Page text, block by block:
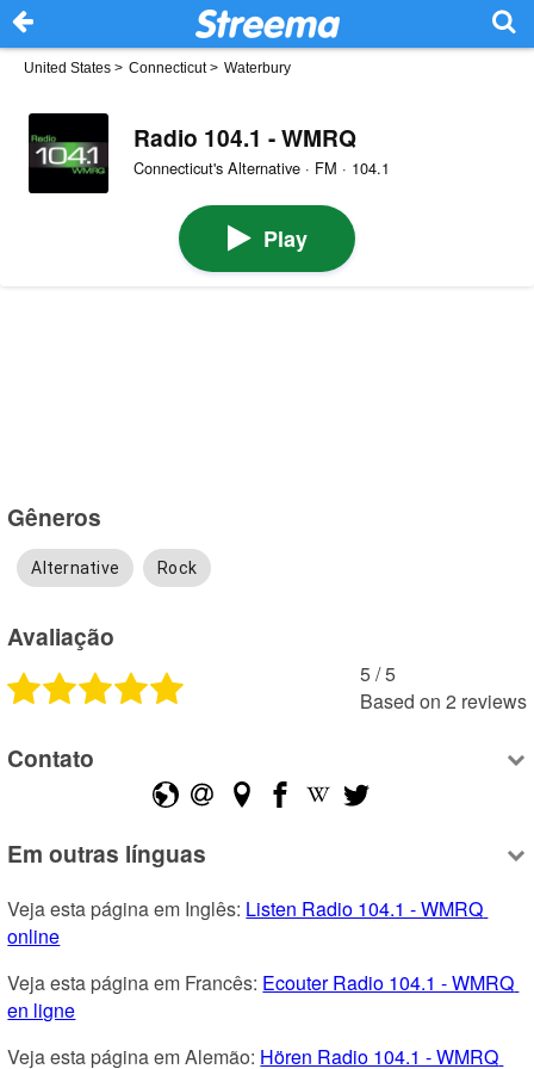
United States > Connecticut> Waterbury
Radio 104.1 - WMRQ
Connecticut's Alternative · FM · 104.1
Play
Gêneros
Alternative Rock
Avaliação
5 /5
Based on 2 reviews
Contato
Em outras línguas
Veja esta página em Inglês: Listen Radio 104.1 - WMRQ
online
Veja esta página em Francês: Ecouter Radio 104.1 - WMRQ
en ligne
Veja esta página em Alemão: Hören Radio 104.1 - WMRQ